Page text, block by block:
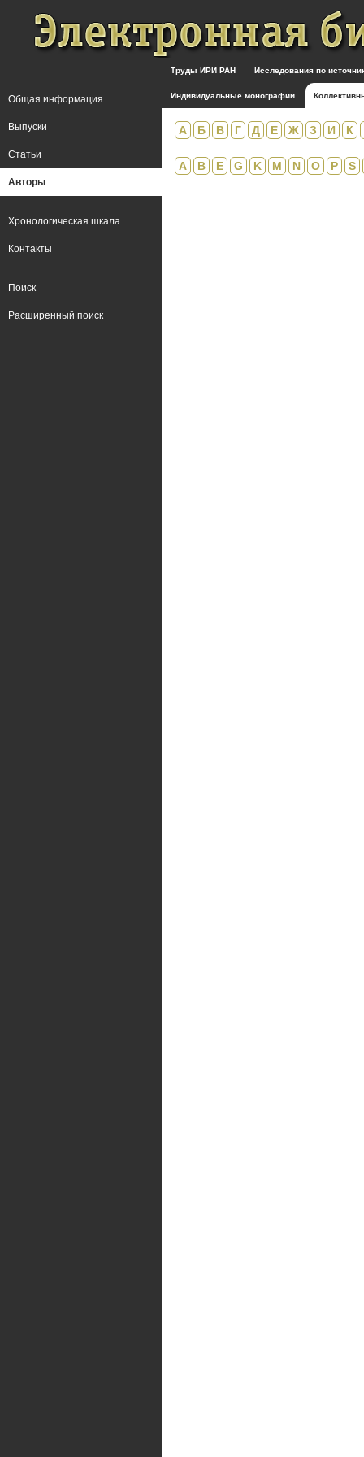
Труды ИРИ РАН Исследования по
Индивидуальные монографии
А Б В Г Д Е Ж З И К
A B E G K M N O P S
Общая информация
Выпуски
Статьи
Авторы
Хронологическая шкала
Контакты
Поиск
Расширенный поиск